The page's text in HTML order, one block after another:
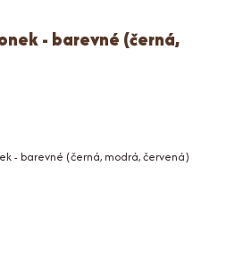
- barevné (černá,